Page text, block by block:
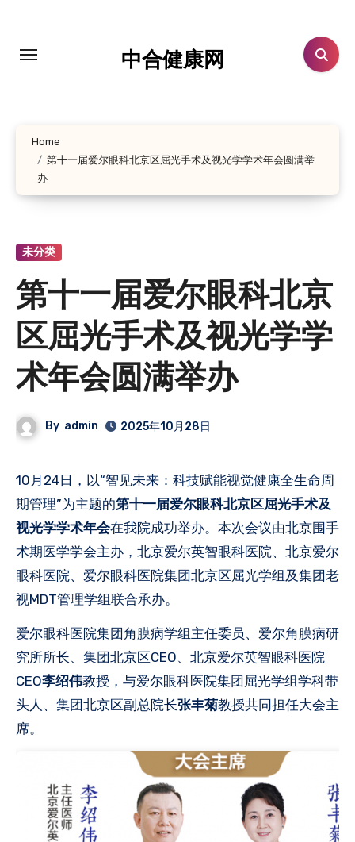
中合健康网
Home
第十一届爱尔眼科北京区屈光手术及视光学学术年会圆满举
办
未分类
第十一届爱尔眼科北京
区屈光手术及视光学学
术年会圆满举办
By admin 2025年10月28日
10月24日，以“智见未来：科技赋能视觉健康全生命周
期管理”为主题的第十一届爱尔眼科北京区屈光手术及
视光学学术年会在我院成功举办。本次会议由北京围手
术期医学学会主办，北京爱尔英智眼科医院、北京爱尔
眼科医院、爱尔眼科医院集团北京区屈光学组及集团老
视MDT管理学组联合承办。
爱尔眼科医院集团角膜病学组主任委员、爱尔角膜病研
究所所长、集团北京区CEO、北京爱尔英智眼科医院
CEO李绍伟教授，与爱尔眼科医院集团屈光学组学科带
头人、集团北京区副总院长张丰菊教授共同担任大会主
席。